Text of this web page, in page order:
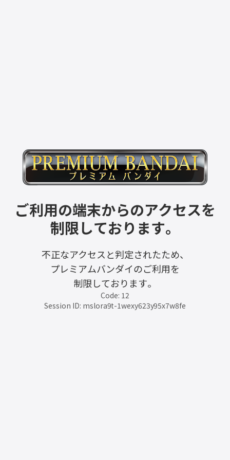
ご利用の端末からのアクセスを
制限しております。
不正なアクセスと判定されたため、
プレミアムバンダイのご利用を
制限しております。
Code: 12
Session ID: mslora9t-1wexy623y95x7w8fe